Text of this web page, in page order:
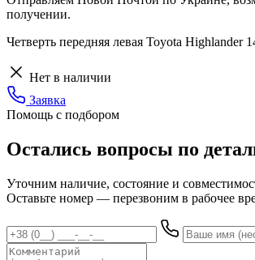
получении.
Четверть передняя левая Toyota Highlander
Нет в наличии
Заявка
Помощь с подбором
Остались вопросы по
Уточним наличие, состояние и
Оставьте номер — перезвоним в рабочее